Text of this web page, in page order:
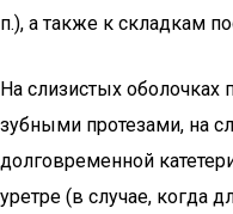
п.), а также к складкам
На слизистых
зубными протезами, на
долговременной
уретре (в случае, когда